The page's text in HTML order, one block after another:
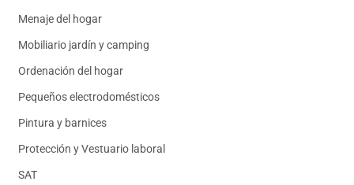
Menaje del hogar
Mobiliario jardín y camping
Ordenación del hogar
Pequeños electrodomésticos
Pintura y barnices
Protección y Vestuario laboral
SAT